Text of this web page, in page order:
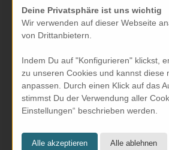
Öffnungszeiten Laden:
Samstag: 09.30 bis 17.00 Uhr
Sonntag & Montag geschlossen
Deine Privatsphäre ist uns wichtig
Wir verwenden auf dieser Webseite
von Drittanbietern.
Indem Du auf "Konfigurieren" klickst,
zu unseren Cookies und kannst diese
anpassen. Durch einen Klick auf das
stimmst Du der Verwendung aller
Einstellungen“ beschrieben werden.